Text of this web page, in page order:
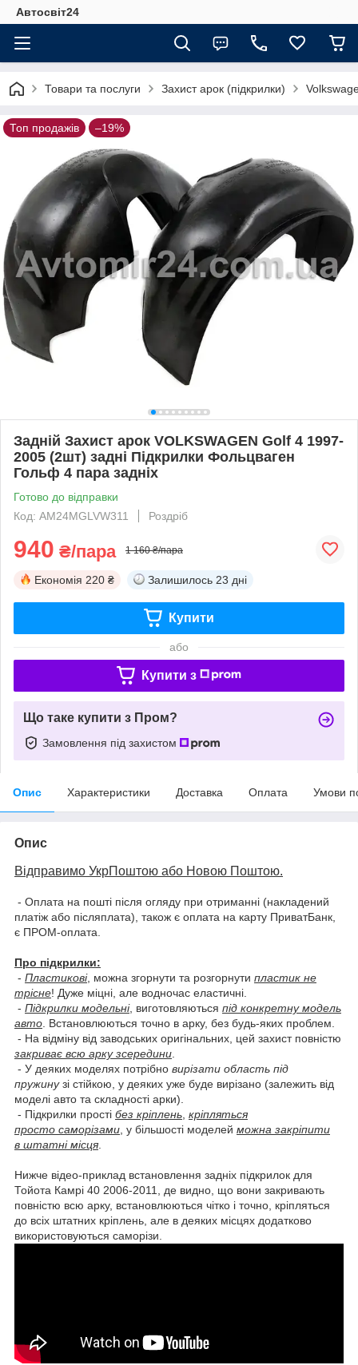
Автосвіт24
Товари та послуги Захист арок (підкрилки)
Топ продажів –19%
Задній Захист арок VOLKSWAGEN Golf 4 1997-
2005 (2шт) задні Підкрилки Фольцваген
Гольф 4 пара задніх
Готово до відправки
Код: AM24MGLVW311
Роздріб
940 ₴/пара 1 160 ₴/пара
Економія 220 ₴ Залишилось 23 дні
Купити
або
Купити з
Що таке купити з Пром?
Замовлення під захистом
Опис Характеристики Доставка Оплата Умови
Опис
Відправимо УкрПоштою або Новою Поштою.
- Оплата на пошті після огляду при отриманні (накладений
платіж або післяплата), також є оплата на карту ПриватБанк,
є ПРОМ-оплата.
Про підкрилки:
- Пластикові, можна згорнути та розгорнути пластик не
трісне! Дуже міцні, але водночас еластичні.
- Підкрилки модельні, виготовляються під конкретну модель
авто . Встановлюються точно в арку, без будь-яких проблем.
- На відміну від заводських оригінальних, цей захист повністю
закриває всю арку зсередини
- У деяких моделях потрібно вирізати область під
пружинузі стійкою, у деяких уже буде вирізано (залежить від
моделі авто та складності арки).
- Підкрилки прості без кріплень кріпляться
просто саморізами , у більшості моделей можна закріпити
в штатні місця
Нижче відео-приклад встановлення задніх підкрилок для
Тойота Камрі 40 2006-2011, де видно, що вони закривають
повністю всю арку, встановлюються чітко і точно, кріпляться
до всіх штатних кріплень, але в деяких місцях додатково
використовуються саморізи.